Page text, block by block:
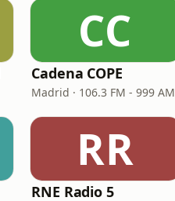
CC
Cadena COPE
Madrid · 106.3 FM - 999 AM
RR
RNE Radio 5